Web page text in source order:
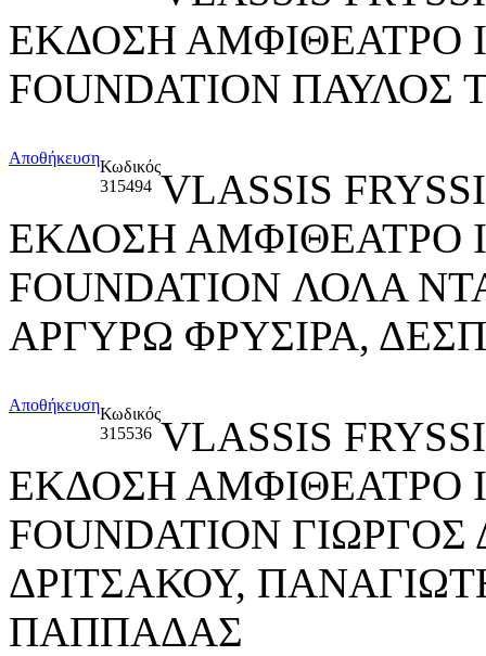
ΕΚΔΟΣΗ ΑΜΦΙΘΕΑΤΡΟ
FOUNDATION
ΑποθήκευσηΚωδικός
315494 VLASSIS
ΕΚΔΟΣΗ ΑΜΦΙΘΕΑΤΡΟ
FOUNDATION ΛΟΛΑ
ΑΡΓΥΡΩ ΦΡΥΣΙΡΑ,
ΑποθήκευσηΚωδικός
315536 VLASSIS
ΕΚΔΟΣΗ ΑΜΦΙΘΕΑΤΡΟ
FOUNDATION
ΔΡΙΤΣΑΚΟΥ,
ΠΑΠΠΑΔΑΣ